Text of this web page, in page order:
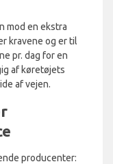
mod en ekstra
kravene og er til
pr. dag for en
af køretøjets
af vejen.
producenter: